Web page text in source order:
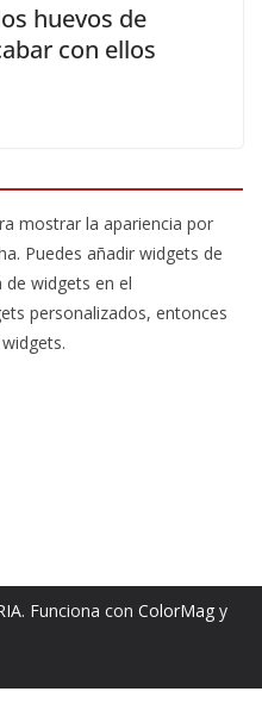
huevos de
con ellos
mostrar la apariencia por
Puedes añadir widgets de
de widgets en el
personalizados, entonces
. Funciona con ColorMag y